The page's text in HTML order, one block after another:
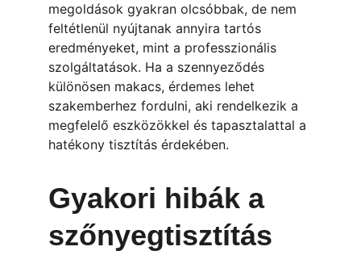
megoldások gyakran olcsóbbak, de nem
feltétlenül nyújtanak annyira tartós
eredményeket, mint a professzionális
szolgáltatások. Ha a szennyeződés
különösen makacs, érdemes lehet
szakemberhez fordulni, aki rendelkezik a
megfelelő eszközökkel és tapasztalattal a
hatékony tisztítás érdekében.
Gyakori hibák a
szőnyegtisztítás